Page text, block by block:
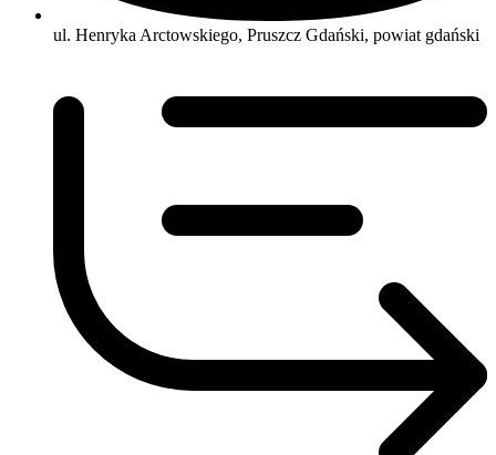
ul. Henryka Arctowskiego, Pruszcz Gdański, powiat gdański